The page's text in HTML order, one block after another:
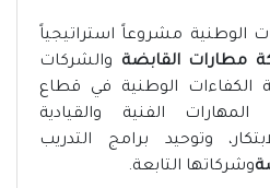
الوطنية مشروعاً استراتيجياً
مطارات القابضة والشركات
الكفاءات الوطنية في قطاع
المهارات الفنية والقيادية
وتوحيد برامج التدريب
وشركاتها التابعة.